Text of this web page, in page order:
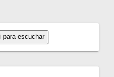
para escuchar